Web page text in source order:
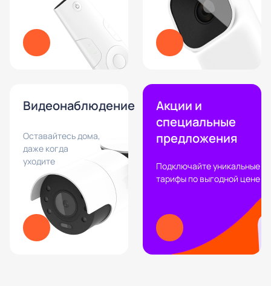
Видеонаблюдение
Оставайтесь дома,
даже когда
уходите
Акции и
специальные
предложения
Подключайте уникальные
тарифы по выгодной цене